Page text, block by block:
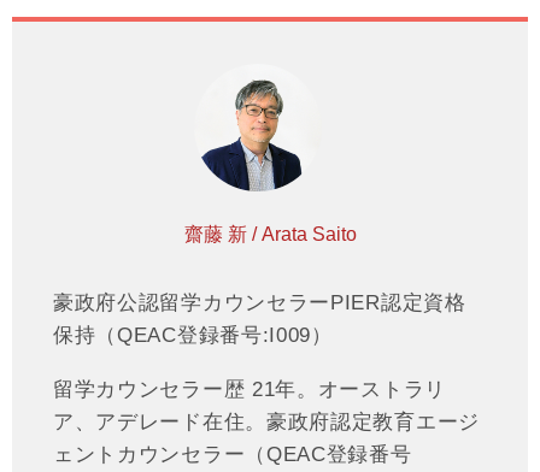
齋藤 新 / Arata Saito
豪政府公認留学カウンセラーPIER認定資格
保持（QEAC登録番号:I009）
留学カウンセラー歴 21年。オーストラリ
ア、アデレード在住。豪政府認定教育エージ
ェントカウンセラー（QEAC登録番号